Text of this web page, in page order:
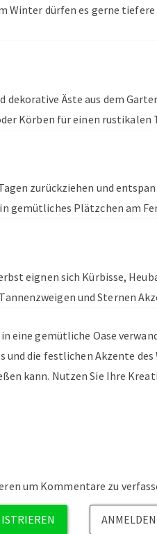
Winter dürfen es gerne tiefere
Äste aus dem
Körben für einen rustikalen
zurückziehen und
gemütliches Plätzchen am
eignen sich Kürbisse,
und Sternen
eine gemütliche Oase
die festlichen Akzente
kann. Nutzen Sie Ihre
um Kommentare zu
ANMELDEN